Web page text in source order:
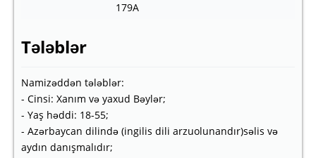
179A
Tələblər
Namizəddən tələblər:
- Cinsi: Xanım və yaxud Bəylər;
- Yaş həddi: 18-55;
- Azərbaycan dilində (ingilis dili arzuolunandır)səlis və
aydın danışmalıdır;